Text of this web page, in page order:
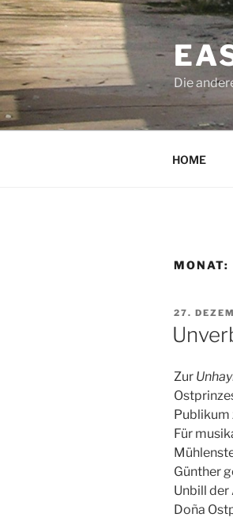
Zum
Inhalt
springen
Die
HOME
MONAT:
AM
27.
Zur
Publikum
Für
Günther
Unbill
Doña